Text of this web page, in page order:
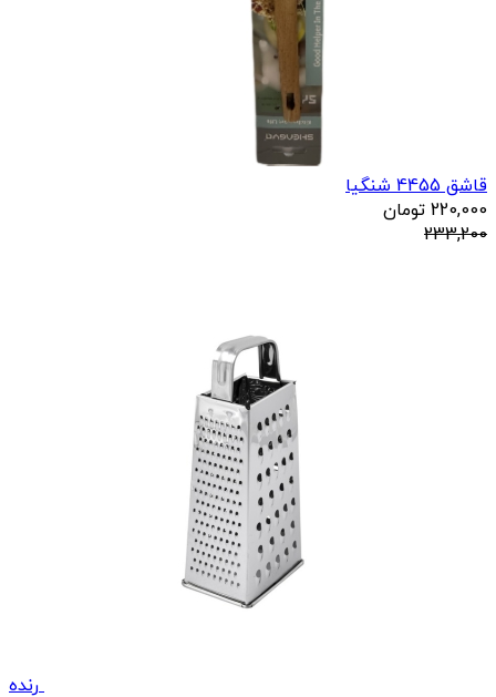
قاشق 4455 شنگیا
220,000 تومان
233,200
رنده